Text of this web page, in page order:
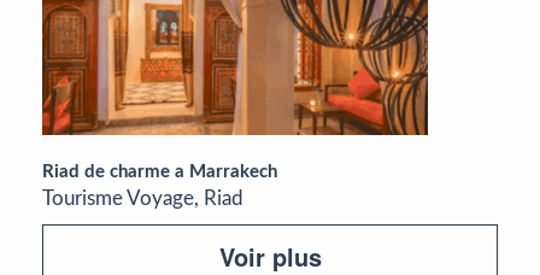
Riad de charme a Marrakech
Tourisme Voyage, Riad
Voir plus